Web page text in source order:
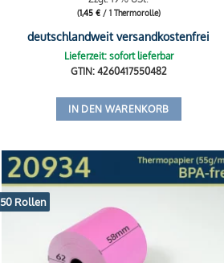
(1,45 €/ 1 Thermorolle)
deutschlandweit versandkostenfrei
Lieferzeit: sofort lieferbar
GTIN: 4260417550482
IN DEN WARENKORB
50 Rollen